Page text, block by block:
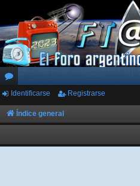
or
os
Identificarse Registrarse
Índice general